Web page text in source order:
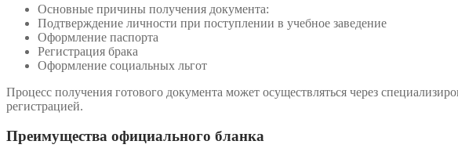
Основные причины получения документа:
Подтверждение личности при поступлении в учебное заведение
Оформление паспорта
Регистрация брака
Оформление социальных льгот
Процесс получения готового документа может осуществляться через
регистрацией.
Преимущества официального бланка